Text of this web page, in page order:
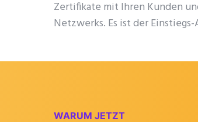
Zertifikate mit Ihren Kunden
Netzwerks. Es ist der
WARUM JETZT